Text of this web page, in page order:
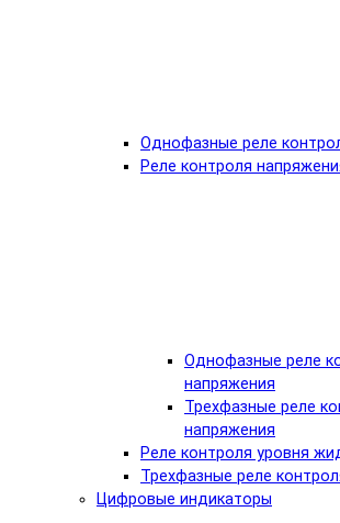
Однофазные реле
Реле контроля
Однофазные реле
напряжения
Трехфазные реле
напряжения
Реле контроля уровня
Трехфазные реле
Цифровые индикаторы